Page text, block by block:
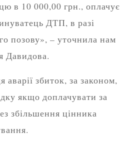
в 10 000,00 грн., оплачує
ДТП, в разі
позову», – уточнила нам
Давидова.
аварії збиток, за законом,
якщо доплачувати за
збільшення цінника